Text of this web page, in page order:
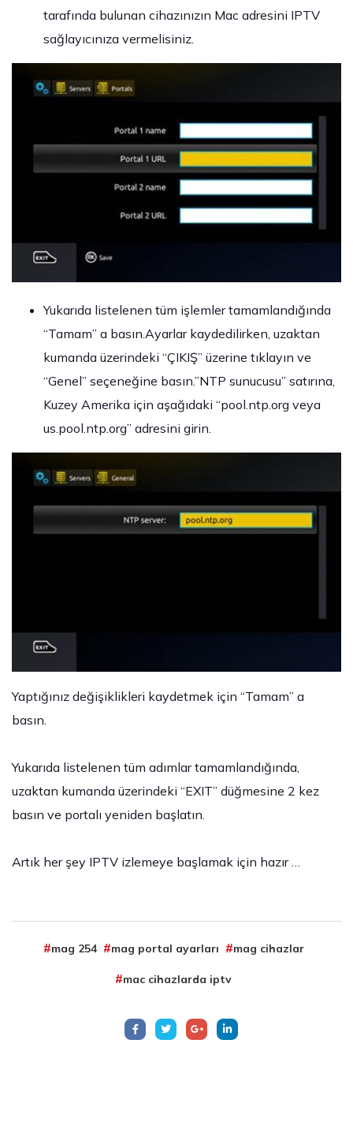
tarafında bulunan cihazınızın Mac adresini IPTV
sağlayıcınıza vermelisiniz.
Yukarıda listelenen tüm işlemler tamamlandığında
“Tamam” a basın.Ayarlar kaydedilirken, uzaktan
kumanda üzerindeki “ÇIKIŞ” üzerine tıklayın ve
“Genel” seçeneğine basın.”NTP sunucusu” satırına,
Kuzey Amerika için aşağıdaki “pool.ntp.org veya
us.pool.ntp.org” adresini girin.
Yaptığınız değişiklikleri kaydetmek için “Tamam” a
basın.
Yukarıda listelenen tüm adımlar tamamlandığında,
uzaktan kumanda üzerindeki “EXIT” düğmesine 2 kez
basın ve portalı yeniden başlatın.
Artık her şey IPTV izlemeye başlamak için hazır …
mag 254 mag portal ayarları mag cihazlar
mac cihazlarda iptv